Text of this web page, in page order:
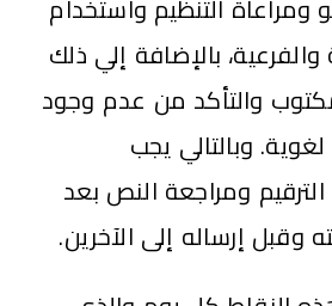
ومراعاة التنظيم واستخدام
والفرعية، بالإضافة إلي ذلك
والتأكد من عدم وجود
وبالتالي يجب
ومراجعة النص بعد
وقبل إرساله إلى الآخرين.